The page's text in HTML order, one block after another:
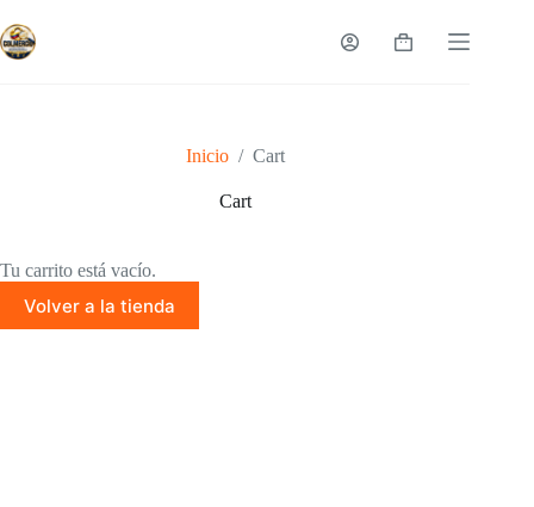
al
contenido
Carro
Inicio / Cart
Cart
Tu carrito está vacío.
Volver a la tienda